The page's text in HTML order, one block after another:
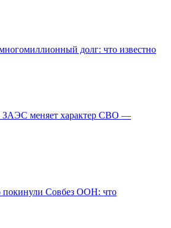
долг: что известно
ЗАЭС меняет характер СВО —
Совбез ООН: что